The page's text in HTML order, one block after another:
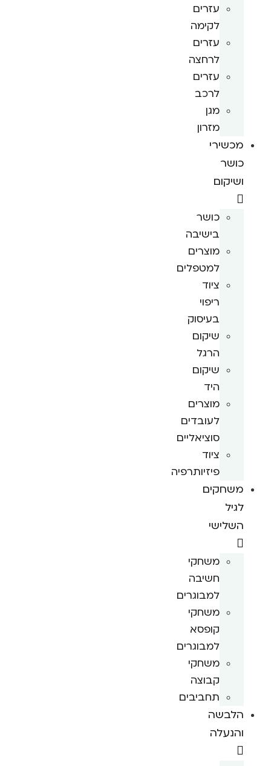
עזרים
לקימה
עזרים
לרחצה
עזרים
לרכב
מגן
מזרון
מכשירי
כושר
ושיקום
כושר
בישיבה
מוצרים
למטפלים
ציוד
ריפוי
בעיסוק
שיקום
הרגל
שיקום
היד
מוצרים
לעובדים
סוציאליים
ציוד
פיזיותרפיה
משחקים
לגיל
השלישי
משחקי
חשיבה
למבוגרים
משחקי
קופסא
למבוגרים
משחקי
קבוצה
תחביבים
הלבשה
והנעלה